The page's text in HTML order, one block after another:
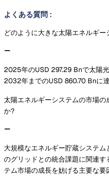
よくある質問 :
どのように大きな太陽エネルギ
2025年のUSD 297.29 Bnで太陽
2032年までのUSD 860.70 Bnに
太陽エネルギーシステムの市場
か?
大規模なエネルギー貯蔵システ
のグリッドとの統合課題に関連
テム市場の成長を妨げる主要な要